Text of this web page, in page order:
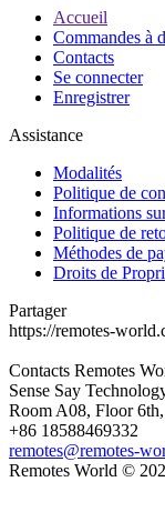
Accueil
Commandes à
Contacts
Se connecter
Enregistrer
Assistance
Modalités
Politique de
Informations
Politique de
Méthodes de
Droits de
Partager
https://remotes-
Contacts Remotes
Sense Say
Room A08, Floor
+86 18588469332
remotes@remotes-
Remotes World ©